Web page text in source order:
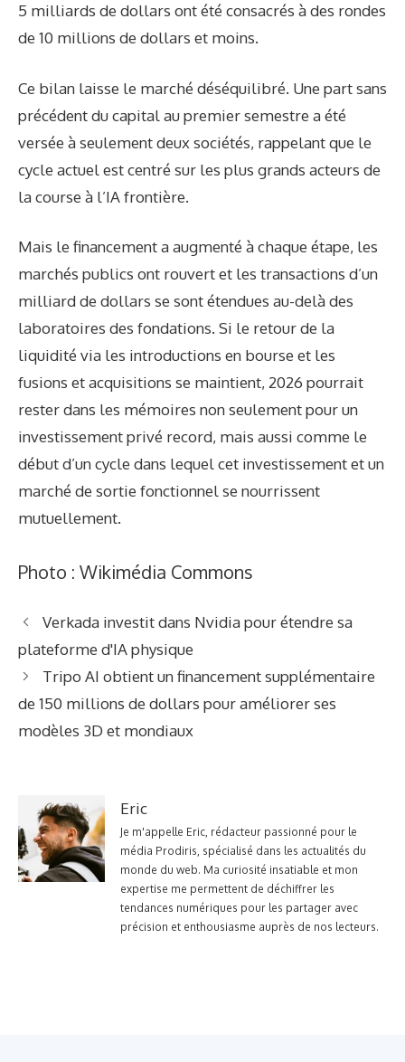
5 milliards de dollars ont été consacrés à des rondes
de 10 millions de dollars et moins.
Ce bilan laisse le marché déséquilibré. Une part sans
précédent du capital au premier semestre a été
versée à seulement deux sociétés, rappelant que le
cycle actuel est centré sur les plus grands acteurs de
la course à l’IA frontière.
Mais le financement a augmenté à chaque étape, les
marchés publics ont rouvert et les transactions d’un
milliard de dollars se sont étendues au-delà des
laboratoires des fondations. Si le retour de la
liquidité via les introductions en bourse et les
fusions et acquisitions se maintient, 2026 pourrait
rester dans les mémoires non seulement pour un
investissement privé record, mais aussi comme le
début d’un cycle dans lequel cet investissement et un
marché de sortie fonctionnel se nourrissent
mutuellement.
Photo : Wikimédia Commons
Verkada investit dans Nvidia pour étendre sa
plateforme d'IA physique
Tripo AI obtient un financement supplémentaire
de 150 millions de dollars pour améliorer ses
modèles 3D et mondiaux
Eric
Je m'appelle Eric, rédacteur passionné pour le
média Prodiris, spécialisé dans les actualités du
monde du web. Ma curiosité insatiable et mon
expertise me permettent de déchiffrer les
tendances numériques pour les partager avec
précision et enthousiasme auprès de nos lecteurs.